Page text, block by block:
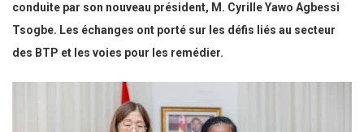
conduite par son nouveau président, M. Cyrille Yawo Agbessi
Tsogbe. Les échanges ont porté sur les défis liés au secteur
des BTP et les voies pour les remédier.